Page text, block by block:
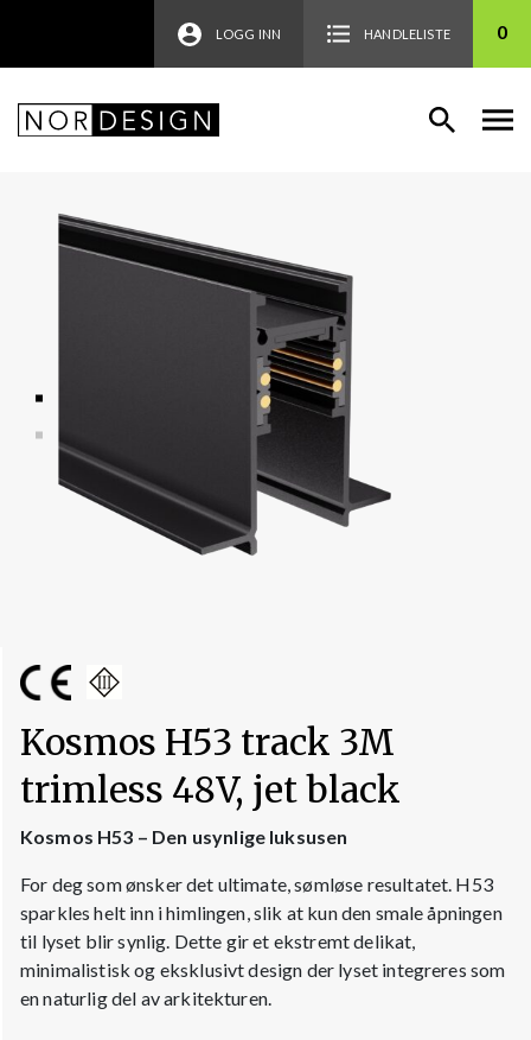
LOGG INN HANDLELISTE 0
Kosmos H53 track 3M
trimless 48V, jet black
Kosmos H53 – Den usynlige luksusen
For deg som ønsker det ultimate, sømløse resultatet. H53
sparkles helt inn i himlingen, slik at kun den smale åpningen
til lyset blir synlig. Dette gir et ekstremt delikat,
minimalistisk og eksklusivt design der lyset integreres som
en naturlig del av arkitekturen.